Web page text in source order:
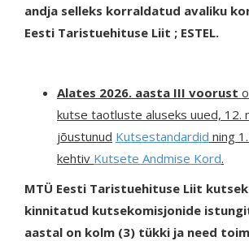
andja selleks korraldatud avaliku
Eesti Taristuehituse Liit ; ESTEL.
Alates 2026. aasta III voorust
kutse taotluste aluseks uued, 12.
jõustunud Kutsestandardid ning
kehtiv Kutsete Andmise Kord.
MTÜ Eesti Taristuehituse Liit
kinnitatud kutsekomisjonide
aastal on kolm (3) tükki ja need